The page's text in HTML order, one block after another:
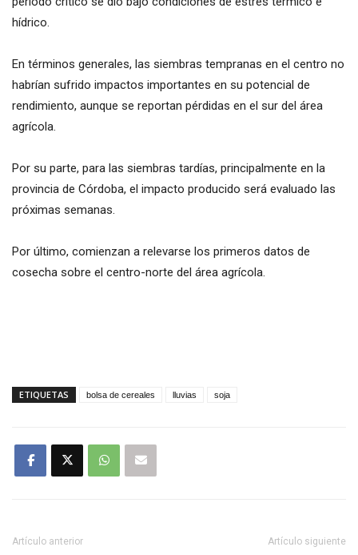
hídrico.
En términos generales, las siembras tempranas en el centro no
habrían sufrido impactos importantes en su potencial de
rendimiento, aunque se reportan pérdidas en el sur del área
agrícola.
Por su parte, para las siembras tardías, principalmente en la
provincia de Córdoba, el impacto producido será evaluado las
próximas semanas.
Por último, comienzan a relevarse los primeros datos de
cosecha sobre el centro-norte del área agrícola.
ETIQUETAS bolsa de cereales lluvias soja
Artículo anterior Artículo siguiente